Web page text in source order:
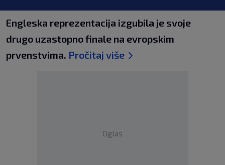
Engleska reprezentacija izgubila je svoje
drugo uzastopno finale na evropskim
prvenstvima. Pročitaj više
Oglas